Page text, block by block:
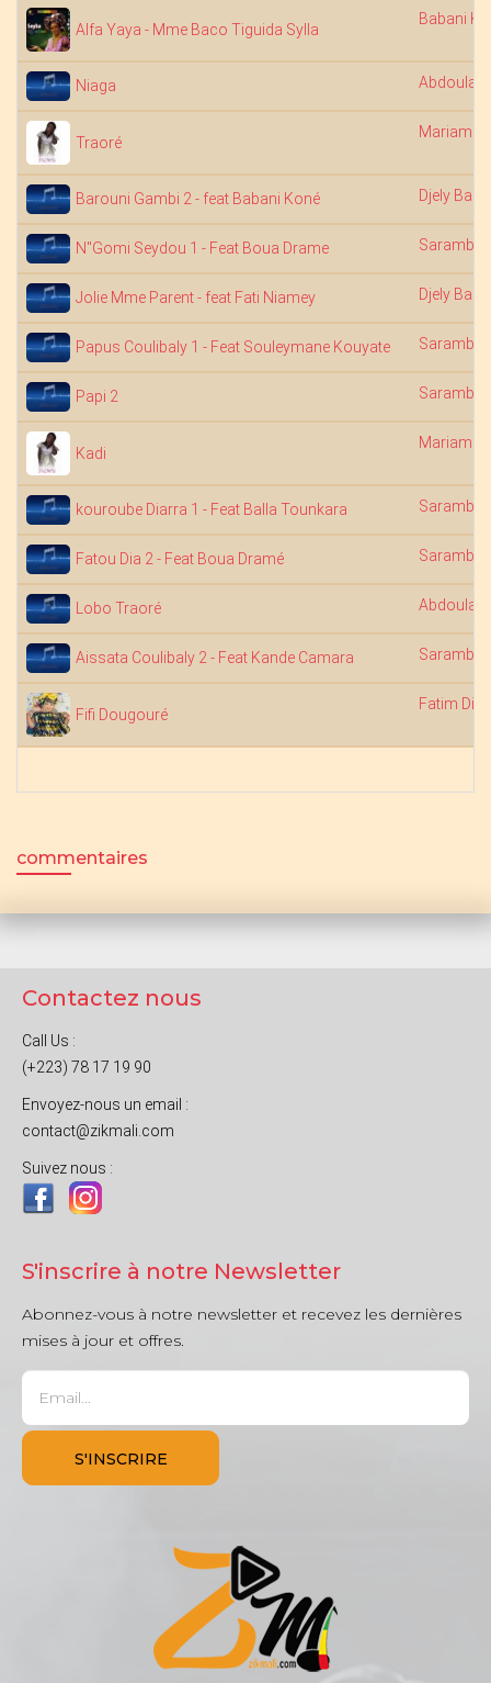
Alfa Yaya - Mme Baco Tiguida Sylla
Babani
Niaga
Traoré
Mariam
Barouni Gambi 2 - feat Babani Koné Djely
N"Gomi Seydou 1 - Feat Boua Drame Saramba
Jolie Mme Parent - feat Fati Niamey Djely
Papus Coulibaly 1 - Feat Souleymane Kouyate Saramba
Papi 2 Saramba
Kadi
Mariam
kouroube Diarra 1 - Feat Balla Tounkara Saramba
Fatou Dia 2 - Feat Boua Dramé Saramba
Lobo Traoré
Aissata Coulibaly 2 - Feat Kande Camara Saramba
Fifi Dougouré
Fatim
commentaires
Contactez nous
Call Us :
(+223) 78 17 19 90
Envoyez-nous un email :
contact@zikmali.com
Suivez nous :
S'inscrire à notre Newsletter
Abonnez-vous à notre newsletter et recevez les dernières
mises à jour et offres.